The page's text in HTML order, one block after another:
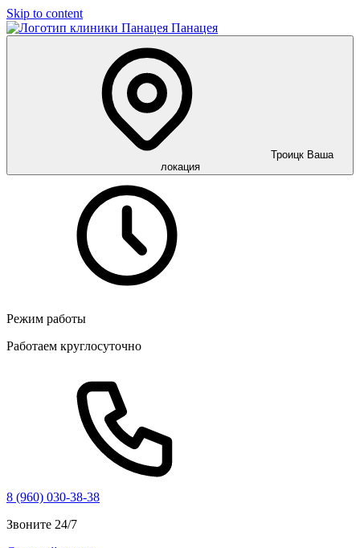
Skip to content
Панацея
Троицк Ваша
локация
Режим работы
Работаем круглосуточно
8 (960) 030-38-38
Звоните 24/7